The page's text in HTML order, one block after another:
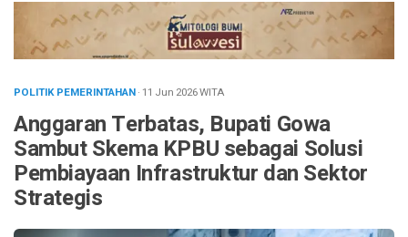
POLITIK PEMERINTAHAN· 11 Jun 2026WITA
Anggaran Terbatas, Bupati Gowa
Sambut Skema KPBU sebagai Solusi
Pembiayaan Infrastruktur dan Sektor
Strategis